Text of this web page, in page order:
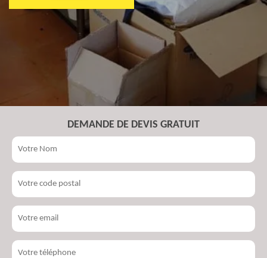
DEMANDE DE DEVIS GRATUIT